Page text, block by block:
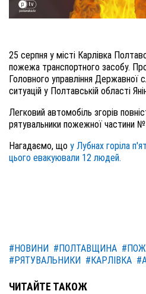
25 серпня у місті Карлівка
пожежа транспортного засобу.
Головного управління Державної
ситуацій у Полтавській області
Легковий автомобіль згорів
рятувальники пожежної частини
Нагадаємо, що у Лубнах горіла
цього евакуювали 12 людей.
#НОВИНИ #ПОЛТАВЩИНА
#РЯТУВАЛЬНИКИ #КАРЛІВКА
ЧИТАЙТЕ ТАКОЖ